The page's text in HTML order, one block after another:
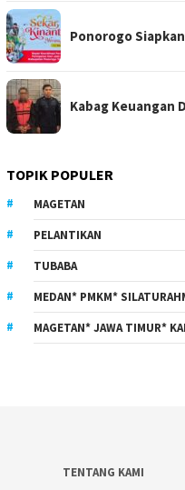
Ponorogo
Kabag Keuangan
TOPIK POPULER
MAGETAN
PELANTIKAN
TUBABA
MEDAN* PMKM*
MAGETAN* JAWA TIMUR*
TENTANG KAMI